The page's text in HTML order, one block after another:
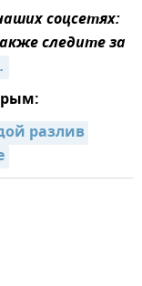
соцсетях:
следите за
разлив